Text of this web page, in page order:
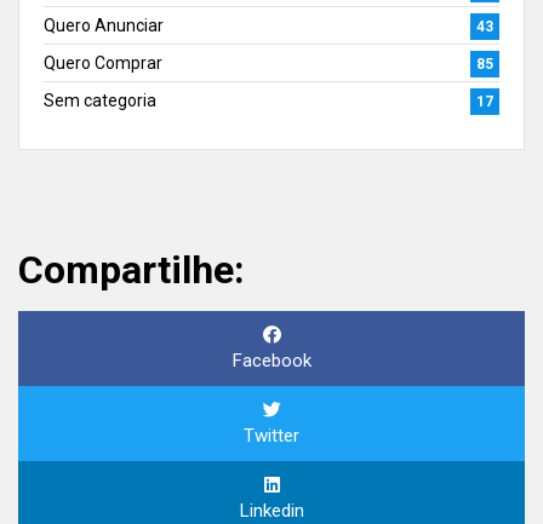
Quero Anunciar 43
Quero Comprar 85
Sem categoria 17
Compartilhe:
Facebook
Twitter
Linkedin